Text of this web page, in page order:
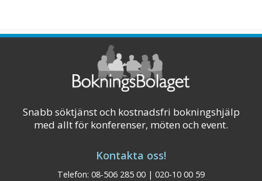
Snabb söktjänst och kostnadsfri bokningshjälp
med allt för konferenser, möten och event.
Kontakta oss!
Telefon: 08-506 285 00 | 020-10 00 59